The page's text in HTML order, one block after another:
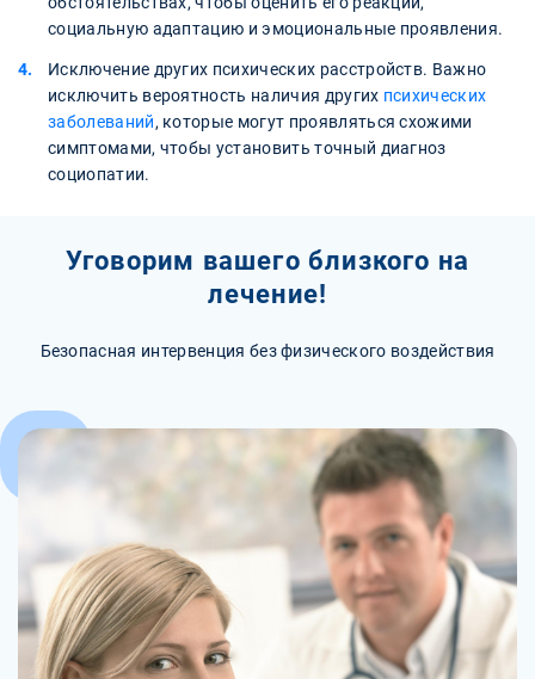
социальную адаптацию и эмоциональные проявления.
Исключение других психических расстройств. Важно
исключить вероятность наличия других психических
заболеваний, которые могут проявляться схожими
симптомами, чтобы установить точный диагноз
социопатии.
Уговорим вашего близкого на
лечение!
Безопасная интервенция без физического воздействия